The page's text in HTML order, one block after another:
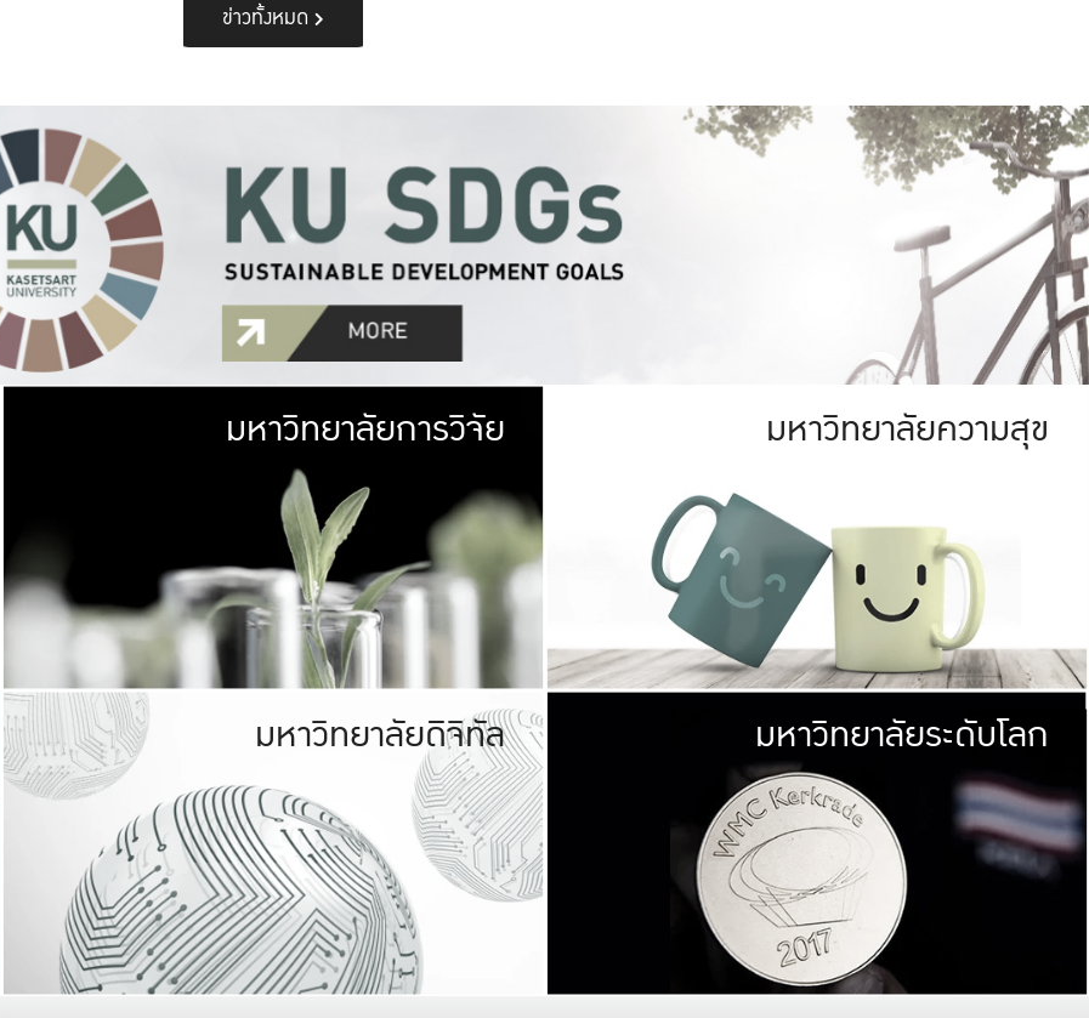
ข่าวทั้งหมด
มหาวิทยาลัย
เกษตรศาสตร์ มีพื้นที่เขียวสดใส หนาแน่น
เป็นป่าในเมือง (URBAN FOREST)
เกษตรในเมือง (URBAN AGRICULTURE)
ที่นับรวมกันได้ประมาณ 1,400 ไร่
มหาวิทยาลัยการวิจัย มหาวิทยาลัย
ให้กับประชาชน
มหาวิทยาลัยความสุข
มหาวิทยาลัยรับผิดชอบต่อสังคม
ร่วมมือกับชุมชน เพื่อความกินดีอยู่ดี
และความสุขอย่างยั่งยืน
มองปัญหาในภาพกว้าง
แก้ไขจากปัญหาจุดเล็กๆ
มหาวิทยาลัยดิจิทัล มหาวิทยา
พร้อมที่จ
และผลักดันในการใช้ระบบส
เพื่อการทำงานแ
มหาวิทยาลัยระดับโลก